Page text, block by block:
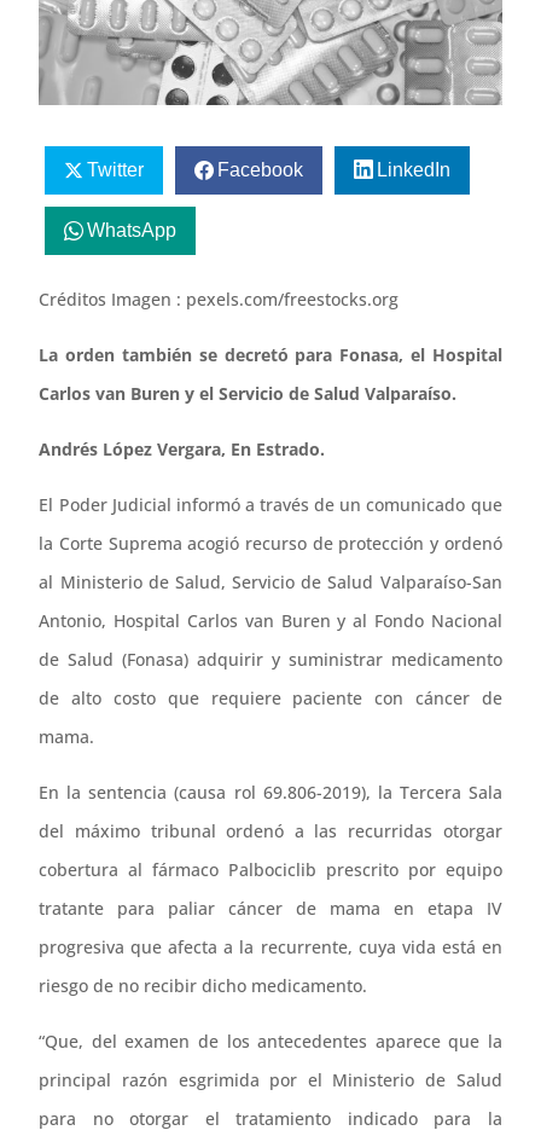
Twitter Facebook LinkedIn
WhatsApp
Créditos Imagen : pexels.com/freestocks.org
La orden también se decretó para Fonasa, el Hospital
Carlos van Buren y el Servicio de Salud Valparaíso.
Andrés López Vergara, En Estrado.
El Poder Judicial informó a través de un comunicado que
la Corte Suprema acogió recurso de protección y ordenó
al Ministerio de Salud, Servicio de Salud Valparaíso-San
Antonio, Hospital Carlos van Buren y al Fondo Nacional
de Salud (Fonasa) adquirir y suministrar medicamento
de alto costo que requiere paciente con cáncer de
mama.
En la sentencia (causa rol 69.806-2019), la Tercera Sala
del máximo tribunal ordenó a las recurridas otorgar
cobertura al fármaco Palbociclib prescrito por equipo
tratante para paliar cáncer de mama en etapa IV
progresiva que afecta a la recurrente, cuya vida está en
riesgo de no recibir dicho medicamento.
“Que, del examen de los antecedentes aparece que la
principal razón esgrimida por el Ministerio de Salud
para no otorgar el tratamiento indicado para la